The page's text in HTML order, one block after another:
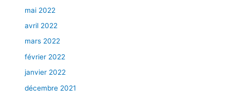
mai 2022
avril 2022
mars 2022
février 2022
janvier 2022
décembre 2021